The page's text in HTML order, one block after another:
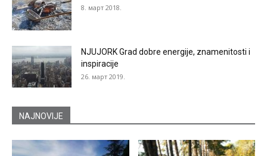
8. март 2018.
NJUJORK Grad dobre energije, znamenitosti i
inspiracije
26. март 2019.
NAJNOVIJE